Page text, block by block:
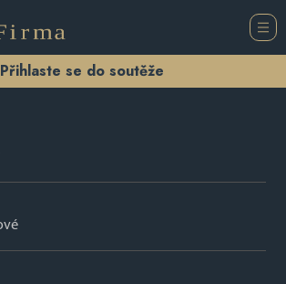
Přihlaste se do soutěže